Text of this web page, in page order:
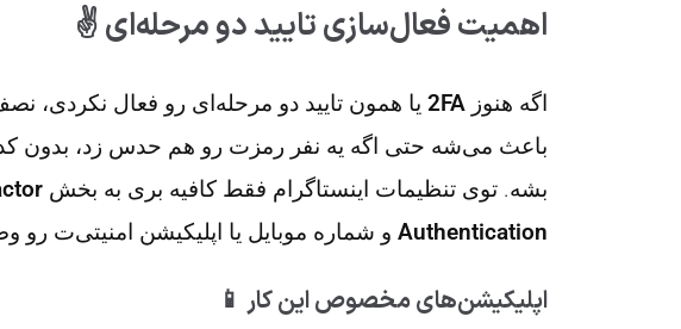
اهمیت فعال‌سازی تایید دو مرحله‌ای ✌️
اگه هنوز 2FA یا همون تایید دو مرحله‌ای رو فعال نکردی،
باعث می‌شه حتی اگه یه نفر رمزت رو هم حدس زد، بدون کد
بشه. توی تنظیمات اینستاگرام فقط کافیه بری به بخش
Authentication و شماره موبایل یا اپلیکیشن امنیتی‌ت رو
اپلیکیشن‌های مخصوص این کار 📱